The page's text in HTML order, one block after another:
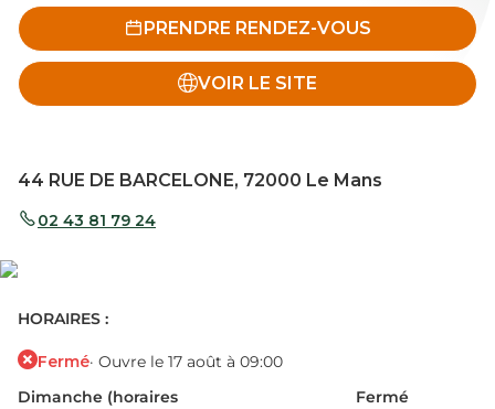
PRENDRE RENDEZ-VOUS
VOIR LE SITE
44 RUE DE BARCELONE, 72000 Le Mans
02 43 81 79 24
HORAIRES :
Fermé· Ouvre le 17 août à 09:00
Dimanche (horaires
Fermé